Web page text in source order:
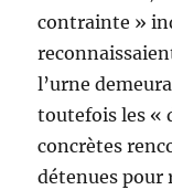
contrainte »
l’urne
toutefois les «
concrètes
détenues pour